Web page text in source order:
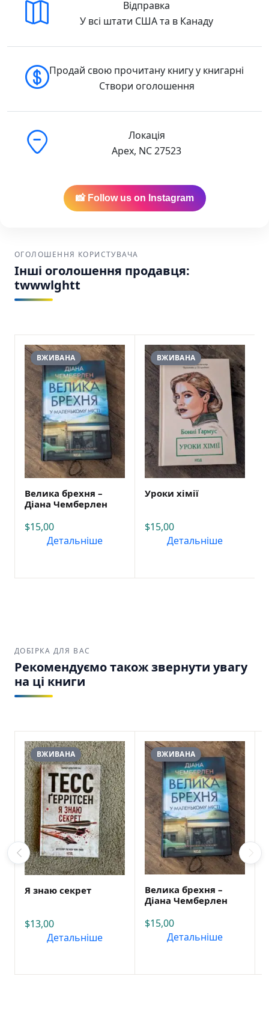
Відправка
У всі штати США та в Канаду
Продай свою прочитану книгу у книгарні
Створи оголошення
Локація
Apex, NC 27523
📸 Follow us on Instagram
ОГОЛОШЕННЯ КОРИСТУВАЧА
Інші оголошення продавця:
twwwlghtt
ВЖИВАНА
Велика брехня –
Діана Чемберлен
$15,00
Детальніше
ВЖИВАНА
Уроки хімії
$15,00
Детальніше
ДОБІРКА ДЛЯ ВАС
Рекомендуємо також звернути увагу
на ці книги
ВЖИВАНА
Я знаю секрет
$13,00
Детальніше
ВЖИВАНА
Велика брехня –
Діана Чемберлен
$15,00
Детальніше